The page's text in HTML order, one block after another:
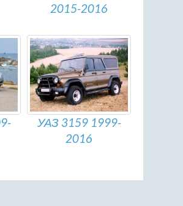
2015-2016
УАЗ 3159 1999-
2016